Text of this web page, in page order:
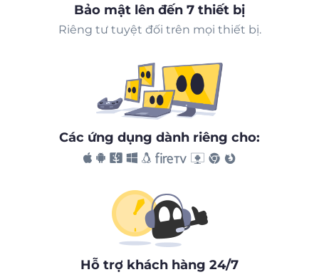
Bảo mật lên đến 7 thiết bị
Riêng tư tuyệt đối trên mọi thiết bị.
Các ứng dụng dành riêng cho:
Hỗ trợ khách hàng 24/7